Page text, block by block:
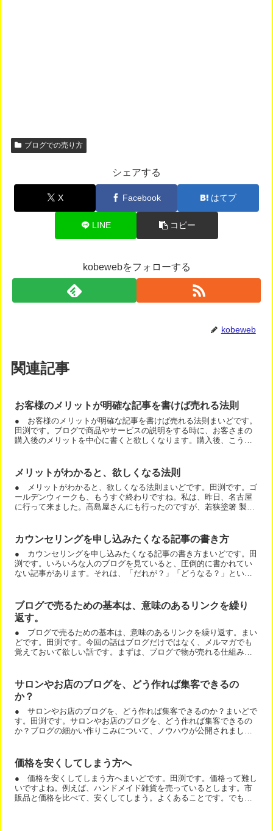
ブログでの売り方
シェアする
X Facebook はてブ
LINE コピー
kobewebをフォローする
kobeweb
関連記事
お客様のメリットが明確な記事を書けば売れる法則
● お客様のメリットが明確な記事を書けば売れる法則まいどです。
田渕です。ブログで商品やサービスの説明をする時に、お客さまの
購入後のメリットを中心に書くと欲しくなります。購入後、こうな
メリットがわかると、欲しくなる法則
● メリットがわかると、欲しくなる法則まいどです。田渕です。ゴ
ールデンウィークも、もうすぐ終わりですね。私は、昨日、名古屋
に行って来ました。高島屋さんにも行ったのですが、若狭塗箸 製作
カウンセリングを申し込みたくなる記事の書き方
● カウンセリングを申し込みたくなる記事の書き方まいどです。田
渕です。いろいろな人のブログを見ていると、圧倒的に書かれてい
ない記事があります。それは、「だれが？」「どうなる？」という
ブログで売るための基本は、意味のあるリンクを繰り
返す。
● ブログで売るための基本は、意味のあるリンクを繰り返す。まい
どです。田渕です。今回の話はブログだけではなく、メルマガでも
覚えておいて欲しい話です。まずは、ブログで物が売れる仕組みを
サロンやお店のブログを、どう作れば集客できるの
か？
● サロンやお店のブログを、どう作れば集客できるのか？まいどで
す。田渕です。サロンやお店のブログを、どう作れば集客できるの
か？ブログの細かい作りこみについて、ノウハウが公開されまし
価格を安くしてしまう方へ
● 価格を安くしてしまう方へまいどです。田渕です。価格って難し
いですよね。例えば、ハンドメイド雑貨を売っているとします。市
販品と価格を比べて、安くしてしまう。よくあることです。でも、